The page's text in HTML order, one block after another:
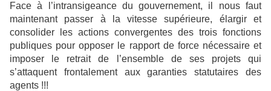
Face à l’intransigeance du gouvernement, il nous faut
maintenant passer à la vitesse supérieure, élargir et
consolider les actions convergentes des trois fonctions
publiques pour opposer le rapport de force nécessaire et
imposer le retrait de l’ensemble de ses projets qui
s’attaquent frontalement aux garanties statutaires des
agents !!!